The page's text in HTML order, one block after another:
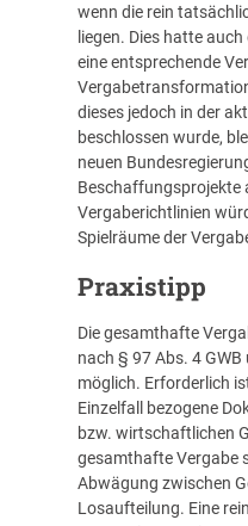
wenn die rein
liegen. Dies hatte
eine entsprechende
dieses jedoch in der
beschlossen wurde,
neuen
Beschaffungsprojekte
Vergaberichtlinien
Spielräume der
Praxistipp
Die gesamthafte
nach § 97 Abs. 4
möglich. Erforderlich
Einzelfall bezogene
bzw. wirtschaftlichen
gesamthafte Vergabe
Abwägung zwischen
Losaufteilung. Eine